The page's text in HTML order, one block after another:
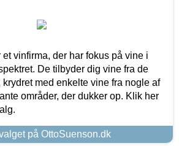
vinfirma, der har fokus på vine i
De tilbyder dig vine fra de
krydret med enkelte vine fra nogle af
områder, der dukker op. Klik her
på OttoSuenson.dk